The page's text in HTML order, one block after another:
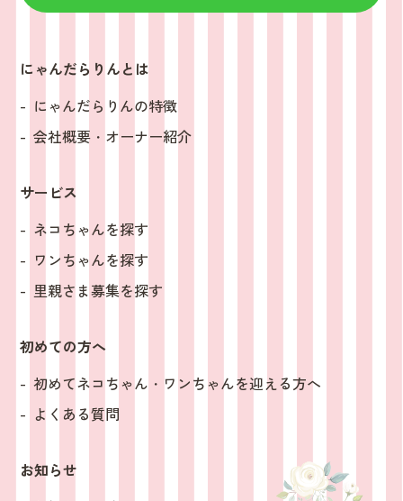
にゃんだらりんとは
にゃんだらりんの特徴
会社概要・オーナー紹介
サービス
ネコちゃんを探す
ワンちゃんを探す
里親さま募集を探す
初めての方へ
初めてネコちゃん・ワンちゃんを迎える方へ
よくある質問
お知らせ